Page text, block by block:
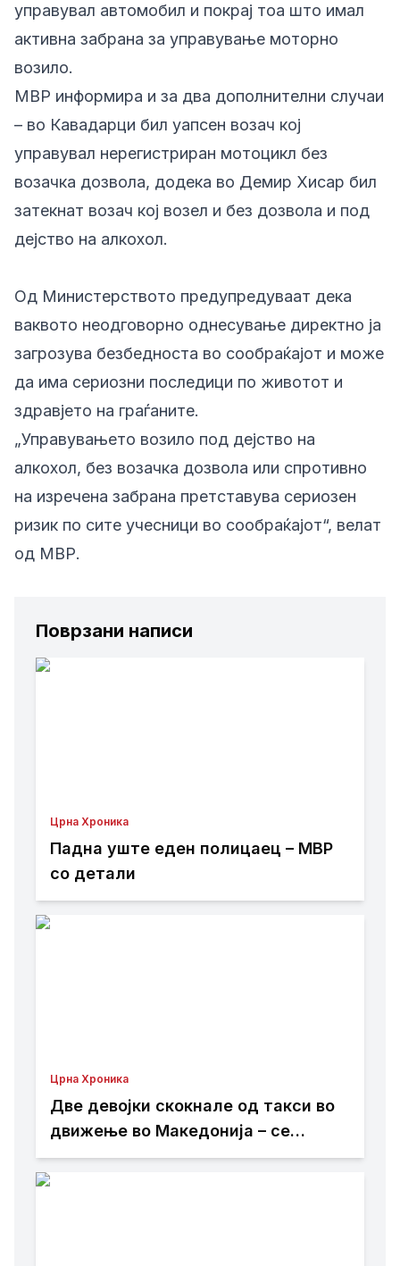
управувал автомобил и покрај тоа што имал
активна забрана за управување моторно
возило.
МВР информира и за два дополнителни случаи
– во Кавадарци бил уапсен возач кој
управувал нерегистриран мотоцикл без
возачка дозвола, додека во Демир Хисар бил
затекнат возач кој возел и без дозвола и под
дејство на алкохол.
Од Министерството предупредуваат дека
ваквото неодговорно однесување директно ја
загрозува безбедноста во сообраќајот и може
да има сериозни последици по животот и
здравјето на граѓаните.
„Управувањето возило под дејство на
алкохол, без возачка дозвола или спротивно
на изречена забрана претставува сериозен
ризик по сите учесници во сообраќајот“, велат
од МВР.
Поврзани написи
Црна Хроника
Падна уште еден полицаец – МВР
со детали
Црна Хроника
Две девојки скокнале од такси во
движење во Македонија – се
утврдува што точно се случило!